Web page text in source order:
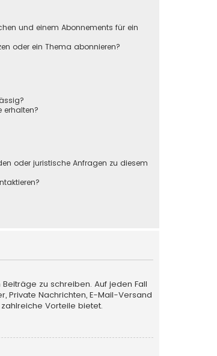
und einem Abonnements für ein
oder ein Thema abonnieren?
erhalten?
oder juristische Anfragen zu diesem
zu schreiben. Auf jeden Fall
Private Nachrichten, E-Mail-Versand
Vorteile bietet.